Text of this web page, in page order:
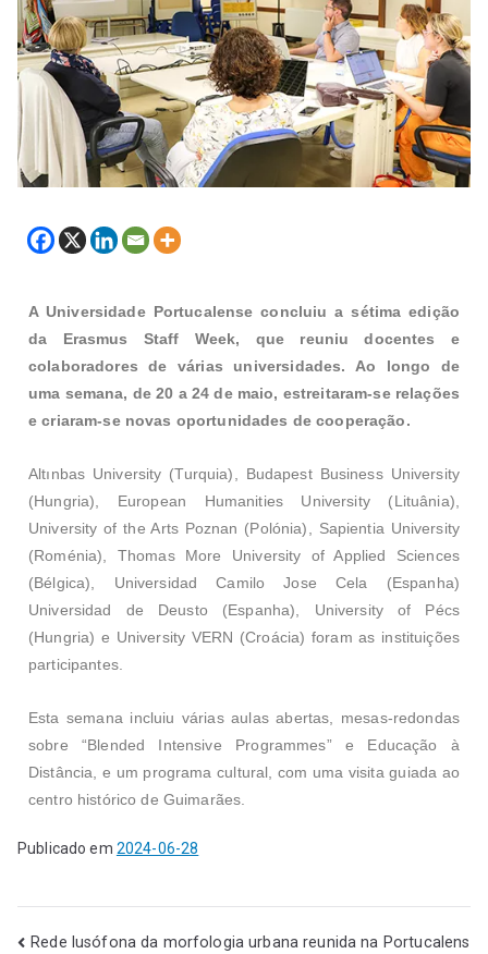
A Universidade Portucalense concluiu a sétima edição
da Erasmus Staff Week, que reuniu docentes e
colaboradores de várias universidades. Ao longo de
uma semana, de 20 a 24 de maio, estreitaram-se relações
e criaram-se novas oportunidades de cooperação.
Altınbas University (Turquia), Budapest Business University
(Hungria), European Humanities University (Lituânia),
University of the Arts Poznan (Polónia), Sapientia University
(Roménia), Thomas More University of Applied Sciences
(Bélgica), Universidad Camilo Jose Cela (Espanha)
Universidad de Deusto (Espanha), University of Pécs
(Hungria) e University VERN (Croácia) foram as instituições
participantes.
Esta semana incluiu várias aulas abertas, mesas-redondas
sobre “Blended Intensive Programmes” e Educação à
Distância, e um programa cultural, com uma visita guiada ao
centro histórico de Guimarães.
Publicado em 2024-06-28
Rede lusófona da morfologia urbana reunida na Portucalens